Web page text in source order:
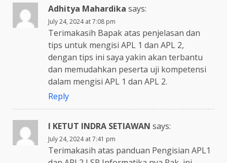
Adhitya Mahardika says:
July 24, 2024 at 7:08 pm
Terimakasih Bapak atas penjelasan dan
tips untuk mengisi APL 1 dan APL 2,
dengan tips ini saya yakin akan terbantu
dan memudahkan peserta uji kompetensi
dalam mengisi APL 1 dan APL 2.
Reply
I KETUT INDRA SETIAWAN says:
July 24, 2024 at 7:41 pm
Terimakasih atas panduan Pengisian APL1